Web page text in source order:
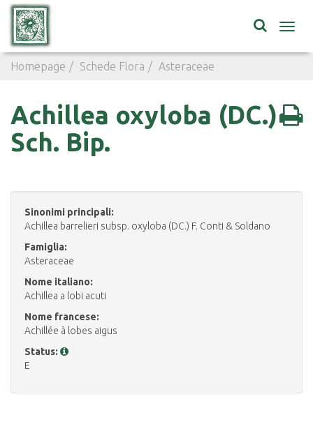
Homepage Schede Flora Asteraceae
Achillea oxyloba (DC.)
Sch. Bip.
Sinonimi principali:
Achillea barrelieri subsp. oxyloba (DC.) F. Conti & Soldano
Famiglia:
Asteraceae
Nome italiano:
Achillea a lobi acuti
Nome francese:
Achillée à lobes aigus
Status:
E